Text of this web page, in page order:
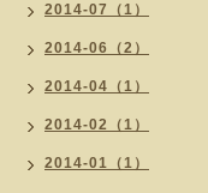
2014-07（1）
2014-06（2）
2014-04（1）
2014-02（1）
2014-01（1）